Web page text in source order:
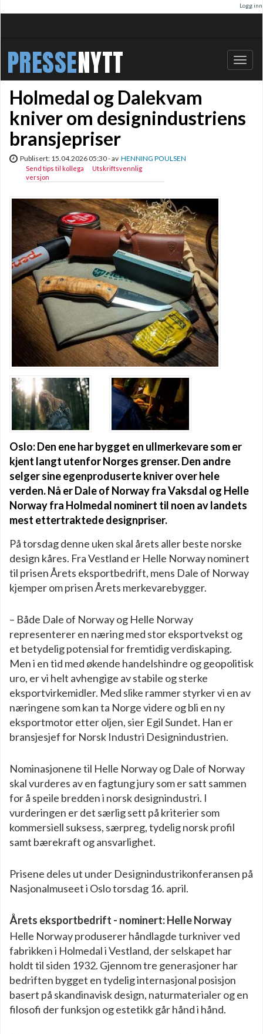
Logg inn
PRESSENYTT
Bytt
Holmedal og Dalekvam
kniver om designindustriens
bransjepriser
Publisert: 15.04.2026 05:30 - av HENNING POULSEN
Send tips til kollega
Utskriftsvennlig
versjon
Oslo: Den ene har bygget en ullmerkevare som er
kjent langt utenfor Norges grenser. Den andre
selger sine egenproduserte kniver over hele
verden. Nå er Dale of Norway fra Vaksdal og Helle
Norway fra Holmedal nominert til noen av landets
mest ettertraktede designpriser.
På torsdag denne uken skal årets aller beste norske
design kåres. Fra Vestland er Helle Norway nominert
til prisen Årets eksportbedrift, mens Dale of Norway
kjemper om prisen Årets merkevarebygger.
– Både Dale of Norway og Helle Norway
representerer en næring med stor eksportvekst og
et betydelig potensial for fremtidig verdiskaping.
Men i en tid med økende handelshindre og geopolitisk
uro, er vi helt avhengige av stabile og sterke
eksportvirkemidler. Med slike rammer styrker vi en av
næringene som kan ta Norge videre og bli en ny
eksportmotor etter oljen, sier Egil Sundet. Han er
bransjesjef for Norsk Industri Designindustrien.
Nominasjonene til Helle Norway og Dale of Norway
skal vurderes av en fagtung jury som er satt sammen
for å speile bredden i norsk designindustri. I
vurderingen er det særlig sett på kriterier som
kommersiell suksess, særpreg, tydelig norsk profil
samt bærekraft og ansvarlighet.
Prisene deles ut under Designindustrikonferansen på
Nasjonalmuseet i Oslo torsdag 16. april.
Årets eksportbedrift - nominert: Helle Norway
Helle Norway produserer håndlagde turkniver ved
fabrikken i Holmedal i Vestland, der selskapet har
holdt til siden 1932. Gjennom tre generasjoner har
bedriften bygget en tydelig internasjonal posisjon
basert på skandinavisk design, naturmaterialer og en
filosofi der funksjon og estetikk går hånd i hånd.